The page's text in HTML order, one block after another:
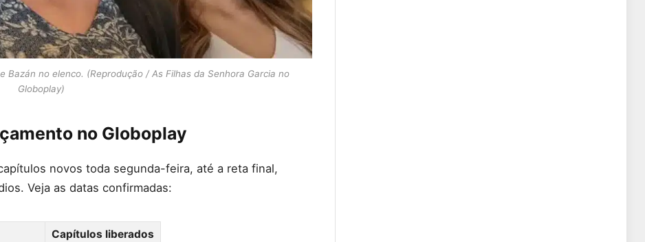
Bazán no elenco. (Reprodução / As Filhas da Senhora Garcia no
Globoplay)
no Globoplay
novos toda segunda-feira, até a reta final,
Veja as datas confirmadas:
Capítulos liberados